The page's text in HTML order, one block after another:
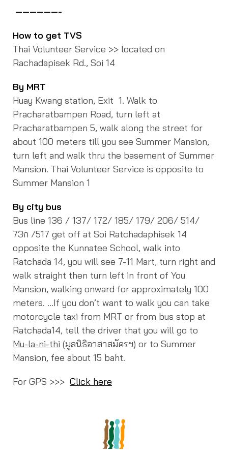
——————-
How to get TVS
Thai Volunteer Service >> located on
Rachadapisek Rd., Soi 14
By MRT
Huay Kwang station, Exit 1. Walk to
Pracharatbampen Road, turn left at
Pracharatbampen 5, walk along the street for
about 100 meters till you see Summer Mansion,
turn left and walk thru the basement of Summer
Mansion. Thai Volunteer Service is opposite to
Summer Mansion 1
By city bus
Bus line 136 / 137/ 172/ 185/ 179/ 206/ 514/
73ก /517 get off at Soi Ratchadaphisek 14
opposite the Kunnatee School, walk into
Ratchada 14, you will see 7-11 Mart, turn right and
walk straight then turn left in front of You
Mansion, walking onward for approximately 100
meters. …If you don’t want to walk you can take
motorcycle taxi from MRT or from bus stop at
Ratchada14, tell the driver that you will go to
Mu-la-ni-thi (มูลนิธิอาสาสมัครฯ) or to Summer
Mansion, fee about 15 baht.
For GPS >>> Click here